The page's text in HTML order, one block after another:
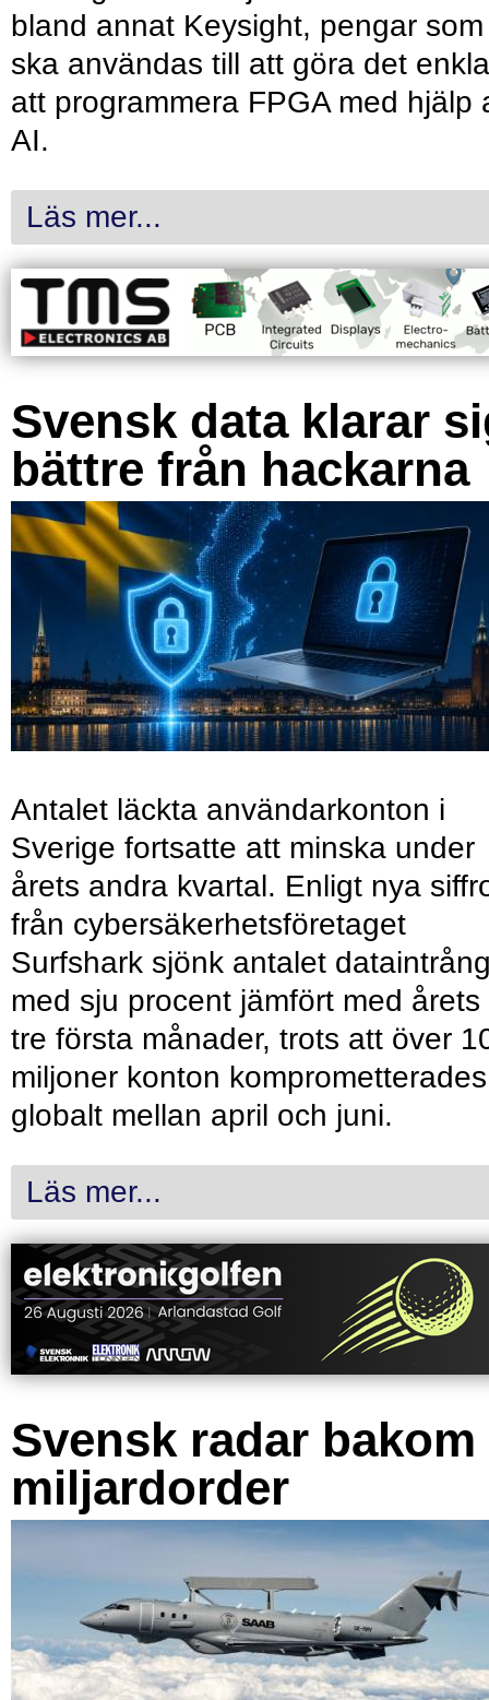
bland annat Keysight, pengar som
ska användas till att göra det
att programmera FPGA med hjälp
AI.
Läs mer...
Svensk data klarar
bättre från hackarna
Antalet läckta användarkonton i
Sverige fortsatte att minska under
årets andra kvartal. Enligt nya
från cybersäkerhetsföretaget
Surfshark sjönk antalet
med sju procent jämfört med årets
tre första månader, trots att över
miljoner konton komprometterades
globalt mellan april och juni.
Läs mer...
Svensk radar bakom
miljardorder